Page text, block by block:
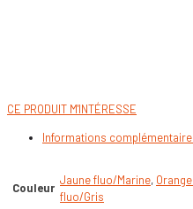
CE PRODUIT M'INTÉRESSE
Informations
Couleur
Jaune fluo/Marine,
fluo/Gris